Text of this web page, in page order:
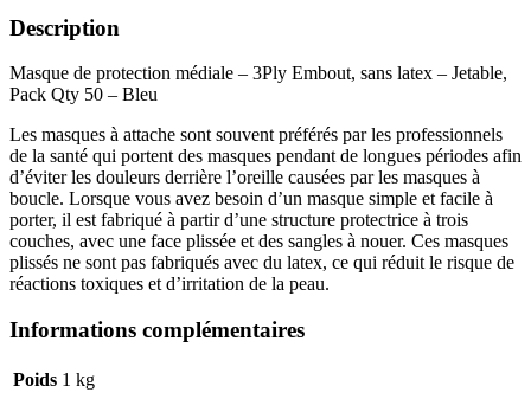
Description
Masque de protection médiale – 3Ply Embout, sans latex – Jetable,
Pack Qty 50 – Bleu
Les masques à attache sont souvent préférés par les professionnels
de la santé qui portent des masques pendant de longues périodes afin
d’éviter les douleurs derrière l’oreille causées par les masques à
boucle. Lorsque vous avez besoin d’un masque simple et facile à
porter, il est fabriqué à partir d’une structure protectrice à trois
couches, avec une face plissée et des sangles à nouer. Ces masques
plissés ne sont pas fabriqués avec du latex, ce qui réduit le risque de
réactions toxiques et d’irritation de la peau.
Informations complémentaires
Poids 1 kg